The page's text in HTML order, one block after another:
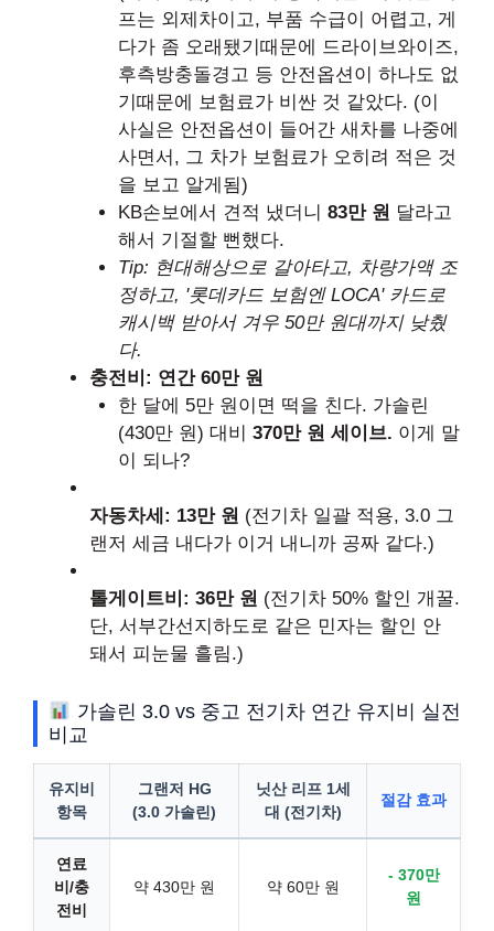
프는 외제차이고, 부품 수급이 어렵고, 게
다가 좀 오래됐기때문에 드라이브와이즈,
후측방충돌경고 등 안전옵션이 하나도 없
기때문에 보험료가 비싼 것 같았다. (이
사실은 안전옵션이 들어간 새차를 나중에
사면서, 그 차가 보험료가 오히려 적은 것
을 보고 알게됨)
KB손보에서 견적 냈더니 83만 원 달라고
해서 기절할 뻔했다.
Tip: 현대해상으로 갈아타고, 차량가액 조
정하고, '롯데카드 보험엔 LOCA' 카드로
캐시백 받아서 겨우 50만 원대까지 낮췄
다.
충전비: 연간 60만 원
한 달에 5만 원이면 떡을 친다. 가솔린
(430만 원) 대비 370만 원 세이브. 이게 말
이 되나?
자동차세: 13만 원 (전기차 일괄 적용, 3.0 그
랜저 세금 내다가 이거 내니까 공짜 같다.)
톨게이트비: 36만 원 (전기차 50% 할인 개꿀.
단, 서부간선지하도로 같은 민자는 할인 안
돼서 피눈물 흘림.)
가솔린 3.0 vs 중고 전기차 연간 유지비 실전
비교
유지비
항목
그랜저 HG
(3.0 가솔린)
닛산 리프 1세
대 (전기차)
절감 효과
연료
비/충
전비
약 430만 원 약 60만 원
- 370만
원